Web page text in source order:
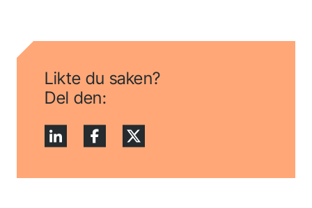
Likte du saken?
Del den: